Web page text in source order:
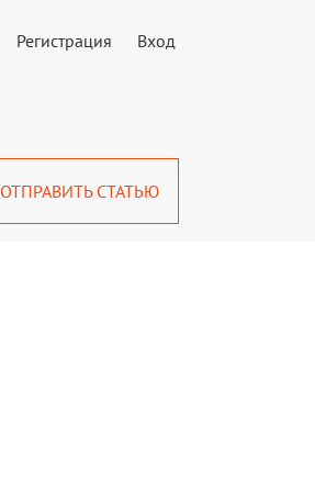
ОТПРАВИТЬ СТАТЬЮ
Регистрация Вход